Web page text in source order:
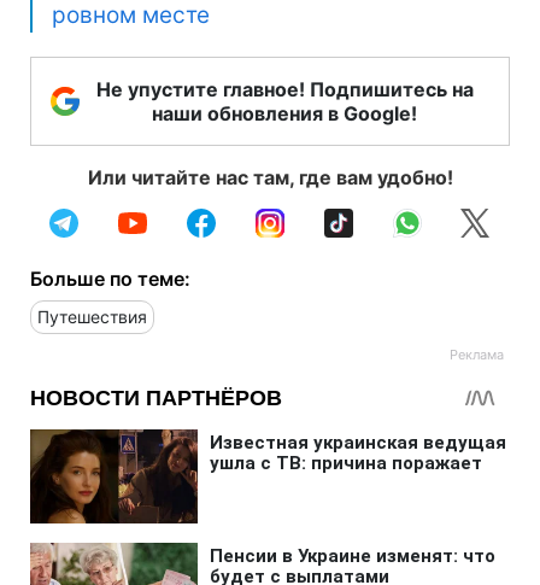
ровном месте
Не упустите главное! Подпишитесь на
наши обновления в Google!
Или читайте нас там, где вам удобно!
Больше по теме:
Путешествия